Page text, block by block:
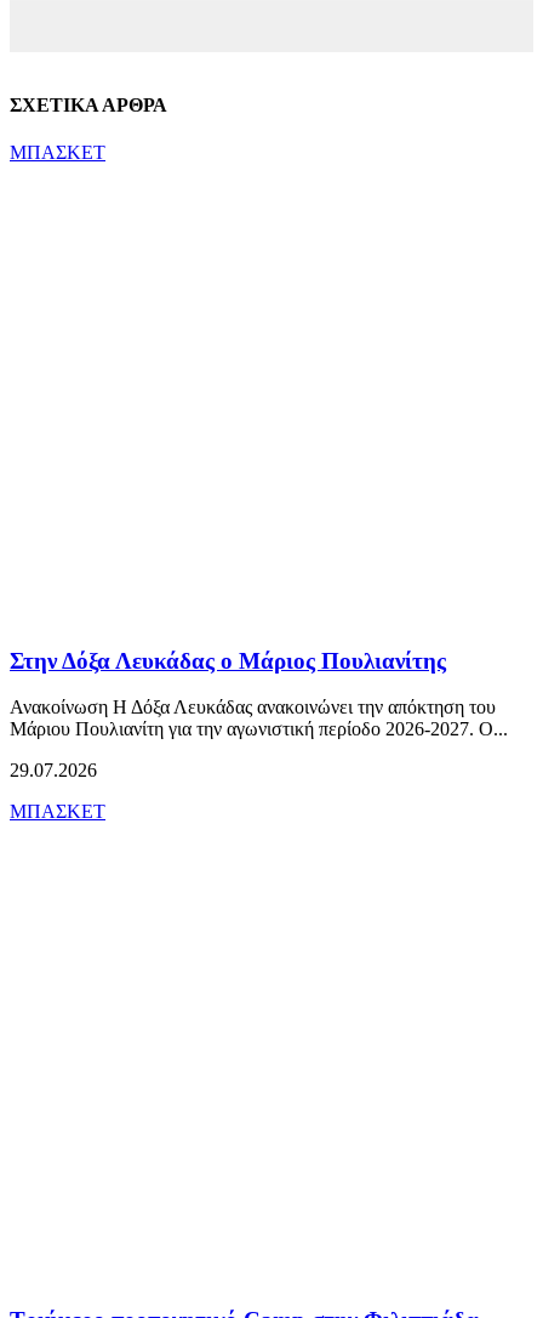
ΣΧΕΤΙΚΑ ΑΡΘΡΑ
ΜΠΑΣΚΕΤ
Στην Δόξα Λευκάδας ο Μάριος Πουλιανίτης
Ανακοίνωση Η Δόξα Λευκάδας ανακοινώνει την απόκτηση του
Μάριου Πουλιανίτη για την αγωνιστική περίοδο 2026-2027. Ο...
29.07.2026
ΜΠΑΣΚΕΤ